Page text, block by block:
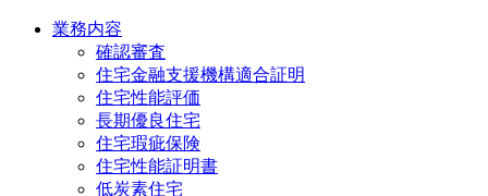
業務内容
確認審査
住宅金融支援機構適合証明
住宅性能評価
長期優良住宅
住宅瑕疵保険
住宅性能証明書
低炭素住宅